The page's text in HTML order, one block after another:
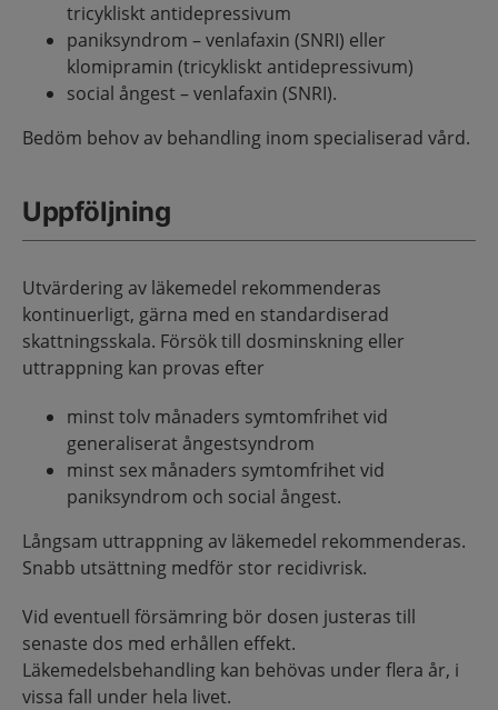
tricykliskt antidepressivum
paniksyndrom – venlafaxin (SNRI) eller
klomipramin (tricykliskt antidepressivum)
social ångest – venlafaxin (SNRI).
Bedöm behov av behandling inom specialiserad vård.
Uppföljning
Utvärdering av läkemedel rekommenderas
kontinuerligt, gärna med en standardiserad
skattningsskala. Försök till dosminskning eller
uttrappning kan provas efter
minst tolv månaders symtomfrihet vid
generaliserat ångestsyndrom
minst sex månaders symtomfrihet vid
paniksyndrom och social ångest.
Långsam uttrappning av läkemedel rekommenderas.
Snabb utsättning medför stor recidivrisk.
Vid eventuell försämring bör dosen justeras till
senaste dos med erhållen effekt.
Läkemedelsbehandling kan behövas under flera år, i
vissa fall under hela livet.